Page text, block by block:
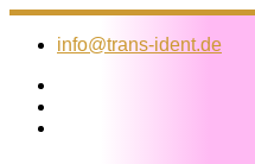
Zum
Inhalt
info@trans-ident.de